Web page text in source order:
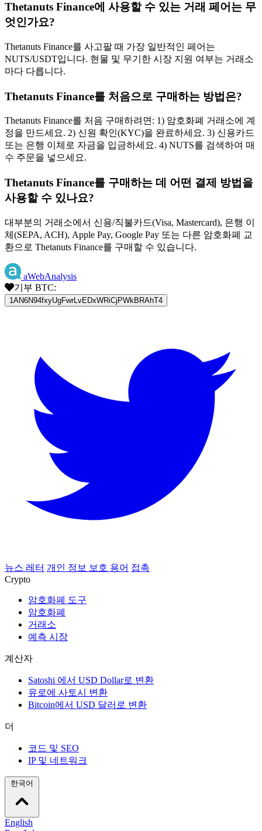
Thetanuts Finance에 사용할 수 있는 거래 페어는 무
엇인가요?
Thetanuts Finance를 사고팔 때 가장 일반적인 페어는
NUTS/USDT입니다. 현물 및 무기한 시장 지원 여부는 거래소
마다 다릅니다.
Thetanuts Finance를 처음으로 구매하는 방법은?
Thetanuts Finance를 처음 구매하려면: 1) 암호화폐 거래소에 계
정을 만드세요. 2) 신원 확인(KYC)을 완료하세요. 3) 신용카드
또는 은행 이체로 자금을 입금하세요. 4) NUTS를 검색하여 매
수 주문을 넣으세요.
Thetanuts Finance를 구매하는 데 어떤 결제 방법을
사용할 수 있나요?
대부분의 거래소에서 신용/직불카드(Visa, Mastercard), 은행 이
체(SEPA, ACH), Apple Pay, Google Pay 또는 다른 암호화폐 교
환으로 Thetanuts Finance를 구매할 수 있습니다.
aWebAnalysis
기부 BTC:
1AN6N94fxyUgFwrLvEDxWRiCjPWkBRAhT4
뉴스 레터 개인 정보 보호 용어 접촉
Crypto
암호화폐 도구
암호화폐
거래소
예측 시장
계산자
Satoshi 에서 USD Dollar로 변환
유로에 사토시 변환
Bitcoin에서 USD 달러로 변환
더
코드 및 SEO
IP 및 네트워크
English